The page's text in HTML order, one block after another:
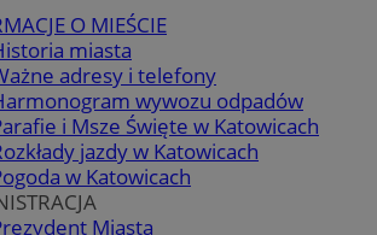
O MIEŚCIE
miasta
adresy i telefony
wywozu odpadów
i Msze Święte w Katowicach
jazdy w Katowicach
w Katowicach
Miasta